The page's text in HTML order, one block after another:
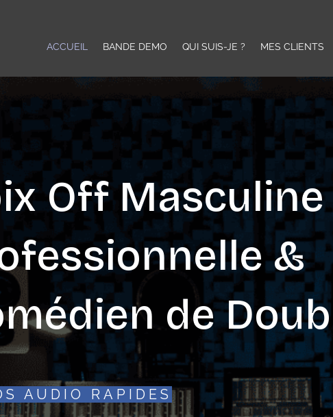
ACCUEIL BANDE DEMO QUI SUIS-JE ? MES CLIENTS
Off Masculine
&
de
AUDIO RAPIDES